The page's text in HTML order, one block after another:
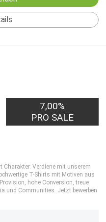
7,00%
PRO SALE
Charakter. Verdiene mit unserem
T-Shirts mit Motiven aus
hohe Conversion, treue
und Communities. Jetzt bewerben